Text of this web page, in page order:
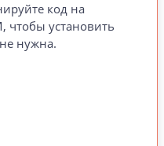
код на
чтобы установить
нужна.